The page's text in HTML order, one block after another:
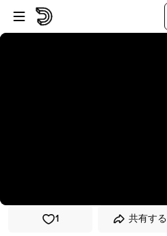
プレイヤーにスキップ
メインコンテンツにスキップ
1 共有する